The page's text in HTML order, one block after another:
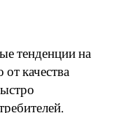
тенденции на
от качества